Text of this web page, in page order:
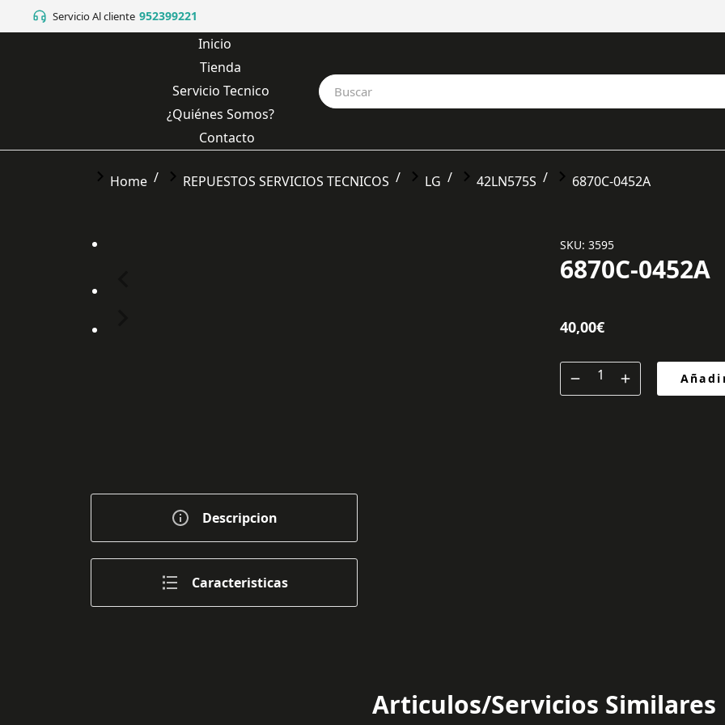
Servicio Al cliente 952399221
Inicio
Tienda
Servicio Tecnico
¿Quiénes Somos?
Contacto
You are here:
Home REPUESTOS SERVICIOS TECNICOS LG 42LN575S 6870C-0452A
SKU: 3595
6870C-0452A
40,00€
Descripcion
Caracteristicas
Articulos/Servicios Similares